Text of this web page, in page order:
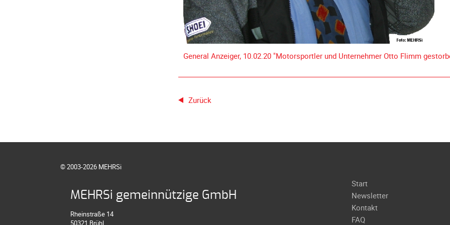
General Anzeiger, 10.02.20 "Motorsportler und Unternehmer Otto Flimm
Zurück
© 2003-2026 MEHRSi
MEHRSi gemeinnützige GmbH
Rheinstraße 14
50321 Brühl
Navigation
überspringen
Start
Newsletter
Kontakt
FAQ